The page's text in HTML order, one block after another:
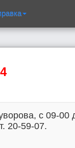
с 09-00
20-59-07.